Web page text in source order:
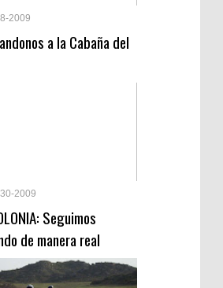
2009
a la Cabaña del
2009
Seguimos
de manera real